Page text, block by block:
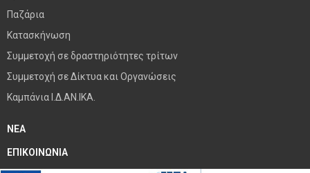
Παζάρια
Κατασκήνωση
Συμμετοχή σε δραστηριότητες τρίτων
Συμμετοχή σε Δίκτυα και Οργανώσεις
Καμπάνια Ι.Δ.ΑΝ.ΙΚΑ.
ΝΕΑ
ΕΠΙΚΟΙΝΩΝΙΑ